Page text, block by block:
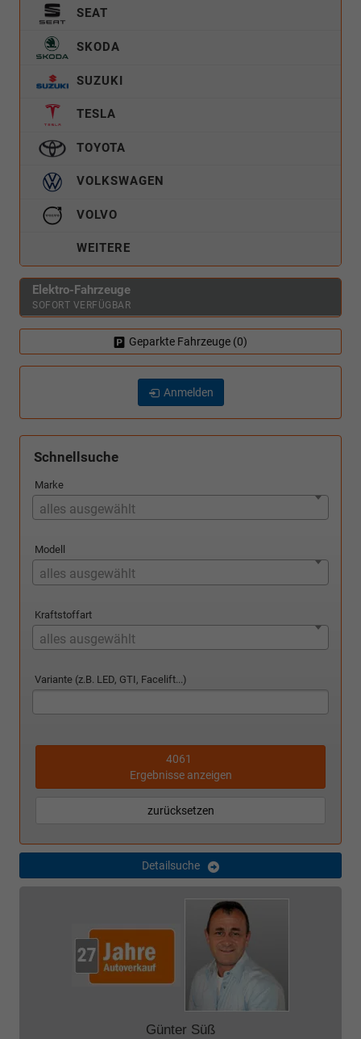
SEAT
SKODA
SUZUKI
TESLA
TOYOTA
VOLKSWAGEN
VOLVO
WEITERE
Elektro-Fahrzeuge
SOFORT VERFÜGBAR
Geparkte Fahrzeuge (0)
Anmelden
Schnellsuche
Marke
alles ausgewählt
Modell
alles ausgewählt
Kraftstoffart
alles ausgewählt
Variante (z.B. LED, GTI, Facelift...)
4061
Ergebnisse anzeigen
zurücksetzen
Detailsuche
Günter Süß